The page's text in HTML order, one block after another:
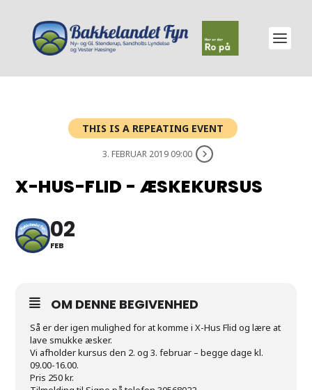
THIS IS A REPEATING EVENT
3. FEBRUAR 2019 09:00
X-HUS-FLID - ÆSKEKURSUS
02
FEB
OM DENNE BEGIVENHED
Så er der igen mulighed for at komme i X-Hus Flid og lære at
lave smukke æsker.
Vi afholder kursus den 2. og 3. februar – begge dage kl.
09.00-16.00.
Pris 250 kr.